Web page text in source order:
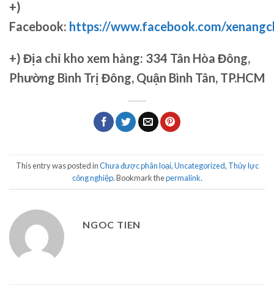
+)
Facebook: https://www.facebook.com/
+) Địa chỉ kho xem hàng: 334 Tân Hòa Đông,
Phường Bình Trị Đông, Quận Bình Tân, TP.HCM
This entry was posted inChưa được phân loại,Uncategorized, Thủy lực
công nghiệp. Bookmark thepermalink.
NGOC TIEN